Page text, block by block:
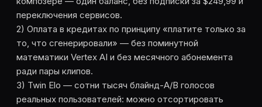
переключения сервисов.
2) Оплата в кредитах по принципу «платите только за
то, что сгенерировали» — без поминутной
математики Vertex AI и без месячного абонемента
ради пары клипов.
3) Twin Elo — сотни тысяч блайнд-A/B голосов
реальных пользователей: можно отсортировать